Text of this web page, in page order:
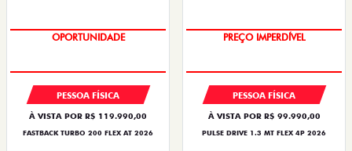
OPORTUNIDADE
PESSOA FÍSICA
À VISTA POR R$ 119.990,00
FASTBACK TURBO 200 FLEX AT 2026
PREÇO IMPERDÍVEL
PESSOA FÍSICA
À VISTA POR R$ 99.990,00
PULSE DRIVE 1.3 MT FLEX 4P 2026